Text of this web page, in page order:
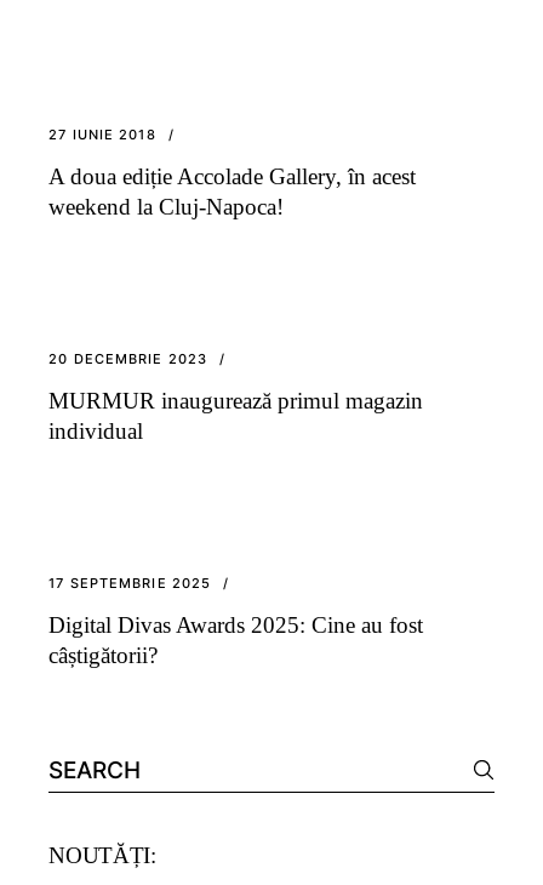
27 IUNIE 2018
A doua ediție Accolade Gallery, în acest
weekend la Cluj-Napoca!
20 DECEMBRIE 2023
MURMUR inaugurează primul magazin
individual
17 SEPTEMBRIE 2025
Digital Divas Awards 2025: Cine au fost
câștigătorii?
Search
for:
NOUTĂȚI: